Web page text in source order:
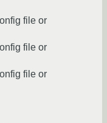
file or
file or
file or